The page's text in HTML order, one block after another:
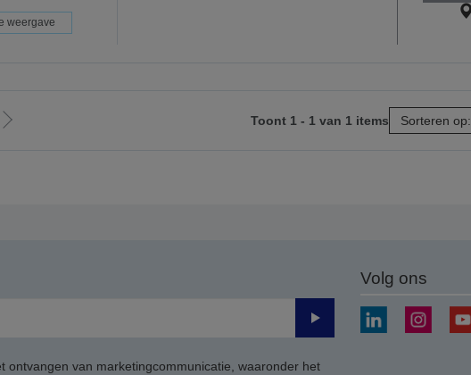
weergave
Ga
Toont 1 - 1 van 1 items Sorteren op:
Verzenden
van marketingcommunicatie, waaronder het
Volg ons